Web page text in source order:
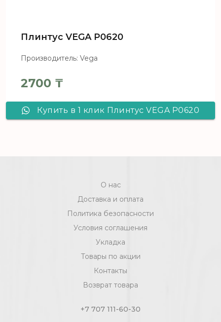
Плинтус VEGA Р0620
Производитель: Vega
2700 ₸
Купить в 1 клик Плинтус VEGA Р0620
О нас
Доставка и оплата
Политика безопасности
Условия соглашения
Укладка
Товары по акции
Контакты
Возврат товара
+7 707 111-60-30